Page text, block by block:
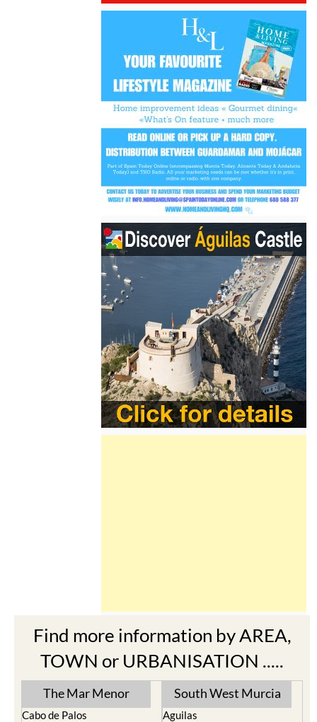
Find more information by AREA,
TOWN or URBANISATION .....
The Mar Menor
Cabo de Palos
South West Murcia
Aguilas